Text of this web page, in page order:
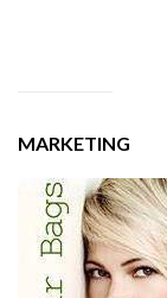
MARKETING